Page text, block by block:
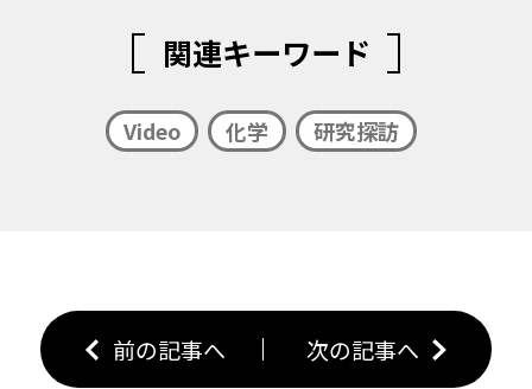
関連キーワード
Video 化学 研究探訪
前の記事へ 次の記事へ